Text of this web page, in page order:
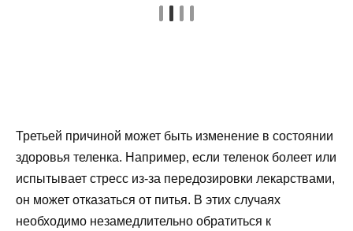
Третьей причиной может быть изменение в состоянии
здоровья теленка. Например, если теленок болеет или
испытывает стресс из-за передозировки лекарствами,
он может отказаться от питья. В этих случаях
необходимо незамедлительно обратиться к